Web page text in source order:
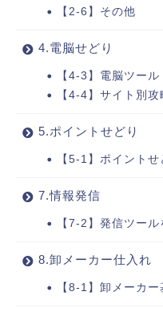
【2-6】その他
4.電脳せどり
【4-3】電脳ツール
【4-4】サイト別攻
5.ポイントせどり
【5-1】ポイントせ
7.情報発信
【7-2】発信ツー
8.卸メーカー仕入れ
【8-1】卸メーカー